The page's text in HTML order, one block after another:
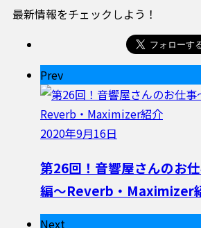
最新情報をチェックしよう！
Prev
2020年9月16日
第26回！音響屋さんのお
編〜Reverb・Maximizer
Next